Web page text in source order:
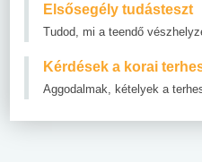
Elsősegély tudásteszt
Tudod, mi a teendő
Kérdések a korai
Aggodalmak, kételyek a